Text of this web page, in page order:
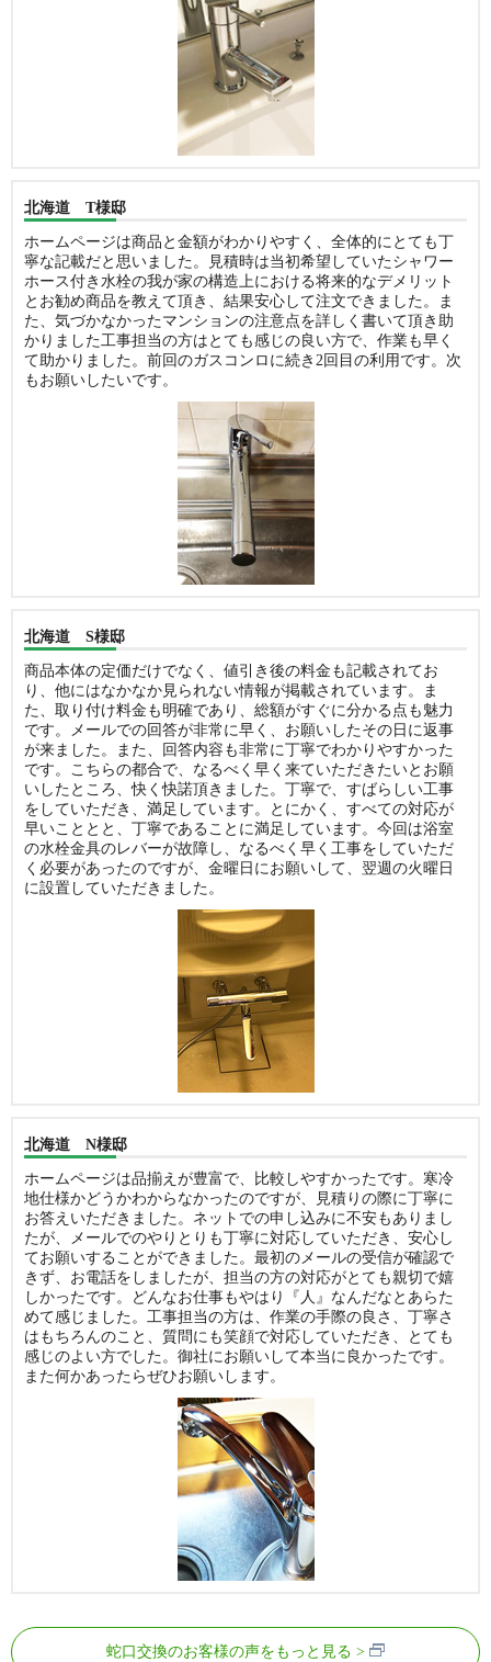
北海道 T様邸
ホームページは商品と金額がわかりやすく、全体的にとても丁
寧な記載だと思いました。見積時は当初希望していたシャワー
ホース付き水栓の我が家の構造上における将来的なデメリット
とお勧め商品を教えて頂き、結果安心して注文できました。ま
た、気づかなかったマンションの注意点を詳しく書いて頂き助
かりました工事担当の方はとても感じの良い方で、作業も早く
て助かりました。前回のガスコンロに続き2回目の利用です。次
もお願いしたいです。
北海道 S様邸
商品本体の定価だけでなく、値引き後の料金も記載されてお
り、他にはなかなか見られない情報が掲載されています。ま
た、取り付け料金も明確であり、総額がすぐに分かる点も魅力
です。メールでの回答が非常に早く、お願いしたその日に返事
が来ました。また、回答内容も非常に丁寧でわかりやすかった
です。こちらの都合で、なるべく早く来ていただきたいとお願
いしたところ、快く快諾頂きました。丁寧で、すばらしい工事
をしていただき、満足しています。とにかく、すべての対応が
早いこととと、丁寧であることに満足しています。今回は浴室
の水栓金具のレバーが故障し、なるべく早く工事をしていただ
く必要があったのですが、金曜日にお願いして、翌週の火曜日
に設置していただきました。
北海道 N様邸
ホームページは品揃えが豊富で、比較しやすかったです。寒冷
地仕様かどうかわからなかったのですが、見積りの際に丁寧に
お答えいただきました。ネットでの申し込みに不安もありまし
たが、メールでのやりとりも丁寧に対応していただき、安心し
てお願いすることができました。最初のメールの受信が確認で
きず、お電話をしましたが、担当の方の対応がとても親切で嬉
しかったです。どんなお仕事もやはり『人』なんだなとあらた
めて感じました。工事担当の方は、作業の手際の良さ、丁寧さ
はもちろんのこと、質問にも笑顔で対応していただき、とても
感じのよい方でした。御社にお願いして本当に良かったです。
また何かあったらぜひお願いします。
蛇口交換のお客様の声をもっと見る